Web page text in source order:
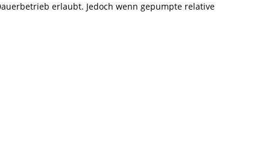
erlaubt. Jedoch wenn gepumpte relative